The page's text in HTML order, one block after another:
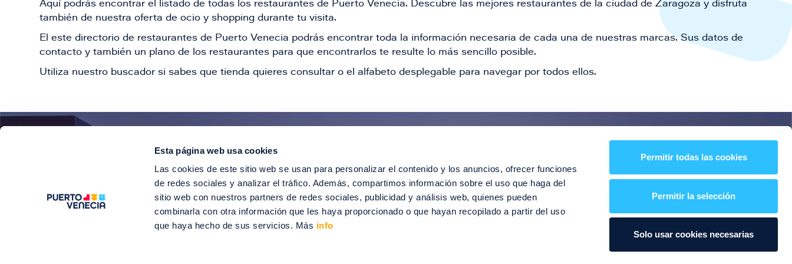
Esta página web usa cookies
Las cookies de este sitio web se usan para personalizar el contenido y los anuncios, ofrecer funciones
de redes sociales y analizar el tráfico. Además, compartimos información sobre el uso que haga del
sitio web con nuestros partners de redes sociales, publicidad y análisis web, quienes pueden
combinarla con otra información que les haya proporcionado o que hayan recopilado a partir del uso
que haya hecho de sus servicios. Más info
Permitir todas las cookies
Permitir la selección
Solo usar cookies necesarias
Aquí podrás encontrar el listado de todas los restaurantes de Puerto Venecia. Descubre las mejores restaurantes de la ciudad de Zaragoza y disfruta
también de nuestra oferta de ocio y shopping durante tu visita.
El este directorio de restaurantes de Puerto Venecia podrás encontrar toda la información necesaria de cada una de nuestras marcas. Sus datos de
contacto y también un plano de los restaurantes para que encontrarlos te resulte lo más sencillo posible.
Utiliza nuestro buscador si sabes que tienda quieres consultar o el alfabeto desplegable para navegar por todos ellos.
¡Entérate de todas nuestras novedades!
Suscríbete para recibir ofertas especiales, descuentos, eventos y mucho más
SUSCRÍBETE